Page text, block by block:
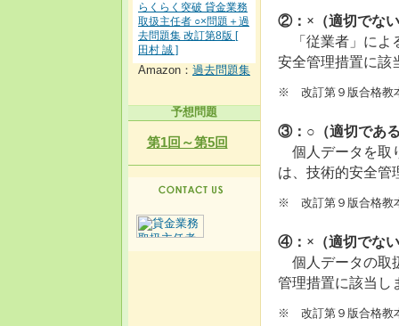
らくらく突破 貸金業務
取扱主任者 ○×問題＋過
去問題集 改訂第8版 [
田村 誠 ]
Amazon： 過去問題集
予想問題
第1回～第5回
②：×（適切でな
「従業者」によ
安全管理措置に該
※ 改訂第９版合格教
③：○（適切であ
個人データを取
は、技術的安全管
※ 改訂第９版合格教
④：×（適切でな
個人データの取
管理措置に該当し
※ 改訂第９版合格教